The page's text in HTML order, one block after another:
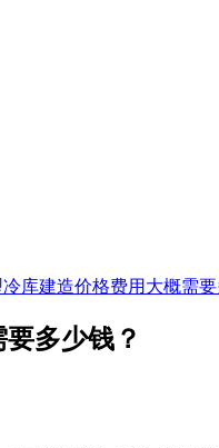
库建造价格费用大概需要
多少钱？